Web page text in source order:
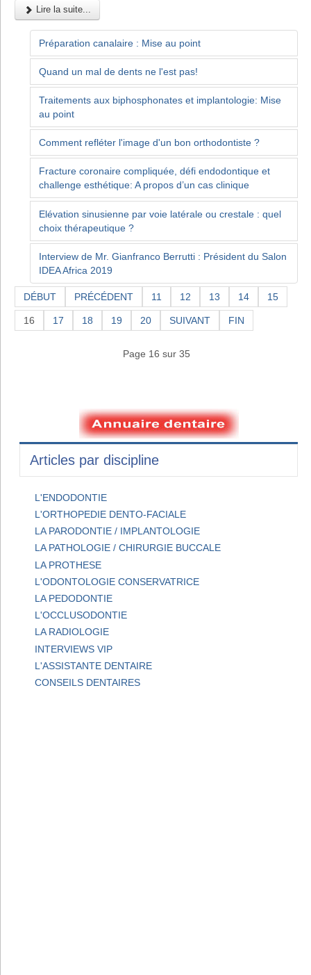
Lire la suite...
Préparation canalaire : Mise au point
Quand un mal de dents ne l'est pas!
Traitements aux biphosphonates et implantologie: Mise
au point
Comment refléter l'image d'un bon orthodontiste ?
Fracture coronaire compliquée, défi endodontique et
challenge esthétique: A propos d’un cas clinique
Elévation sinusienne par voie latérale ou crestale : quel
choix thérapeutique ?
Interview de Mr. Gianfranco Berrutti : Président du Salon
IDEA Africa 2019
DÉBUT PRÉCÉDENT 11 12 13 14 15
16 17 18 19 20 SUIVANT FIN
Page 16 sur 35
Articles par discipline
L'ENDODONTIE
L'ORTHOPEDIE DENTO-FACIALE
LA PARODONTIE / IMPLANTOLOGIE
LA PATHOLOGIE / CHIRURGIE BUCCALE
LA PROTHESE
L'ODONTOLOGIE CONSERVATRICE
LA PEDODONTIE
L'OCCLUSODONTIE
LA RADIOLOGIE
INTERVIEWS VIP
L'ASSISTANTE DENTAIRE
CONSEILS DENTAIRES